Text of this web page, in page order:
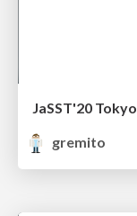
JaSST'20
gremito